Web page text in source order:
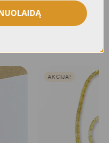
AKCIJA!